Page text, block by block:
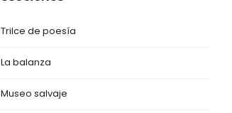
Trilce de poesía
La balanza
Museo salvaje